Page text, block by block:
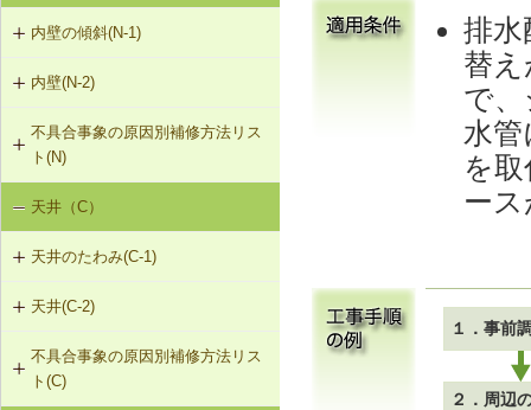
（ＡＬＣパネル）
G-2-403 タイルの伸縮調整目地新設
工法（ＡＬＣパネル）
G-2-701 表面処理材の塗布（ALCパ
ネル）
G-2-702 Uカットモルタル充填工法
（ALCパネル）
G-2-704 充填工法（ALCパネル）
外壁のひび割れ、欠損（G-2）
外壁仕上材のはがれ・浮き（G-3）
内壁の傾斜(N-1)
N-1-001 下地材・仕上材の取替え
（内壁部）
内壁(N-2)
N-2-001 仕上材の張替え（内壁部）
不具合事象の原因別補修方法リス
ト(N)
内壁の傾斜（N-1）
天井（C）
天井のたわみ(C-1)
C-1-701 天井下地材・仕上材の張替
え
天井(C-2)
C-2-001 天井仕上材の張替え
不具合事象の原因別補修方法リス
ト(C)
排水
替
で
水管
を
ー
１．事前
２．周辺